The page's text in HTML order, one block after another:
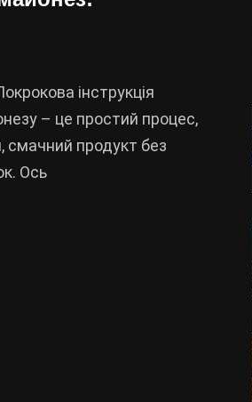
інструкція
– це простий процес,
смачний продукт без
Ось